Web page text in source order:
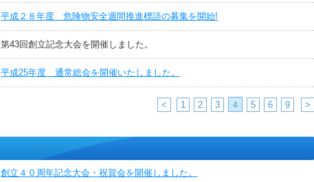
平成２８年度 危険物安全週間推進標語の募集を開始!
第43回創立記念大会を開催しました。
平成25年度 通常総会を開催いたしました。
< 1 2 3 4 5 6 9 >
創立４０周年記念大会・祝賀会を開催しました。